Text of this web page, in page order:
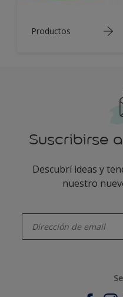
Productos
Suscribirse
Descubrí ideas y
nuestro